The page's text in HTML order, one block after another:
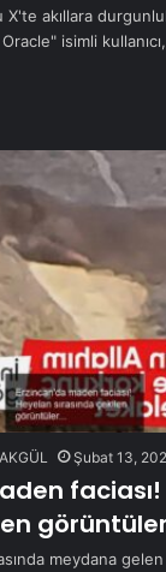
X'te akıllara
isimli
Şubat 13,
görüntüler
meydana